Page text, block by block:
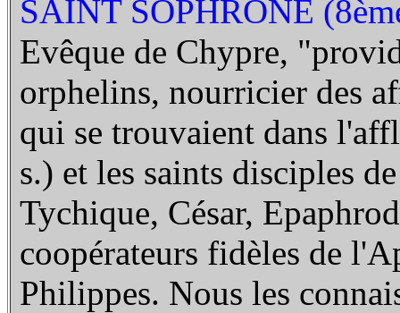
SAINT SOPHRONE
Evêque de Chypre,
orphelins, nourricier des
qui se trouvaient dans
s.) et les saints disciples
Tychique, César,
coopérateurs fidèles de
Philippes. Nous les